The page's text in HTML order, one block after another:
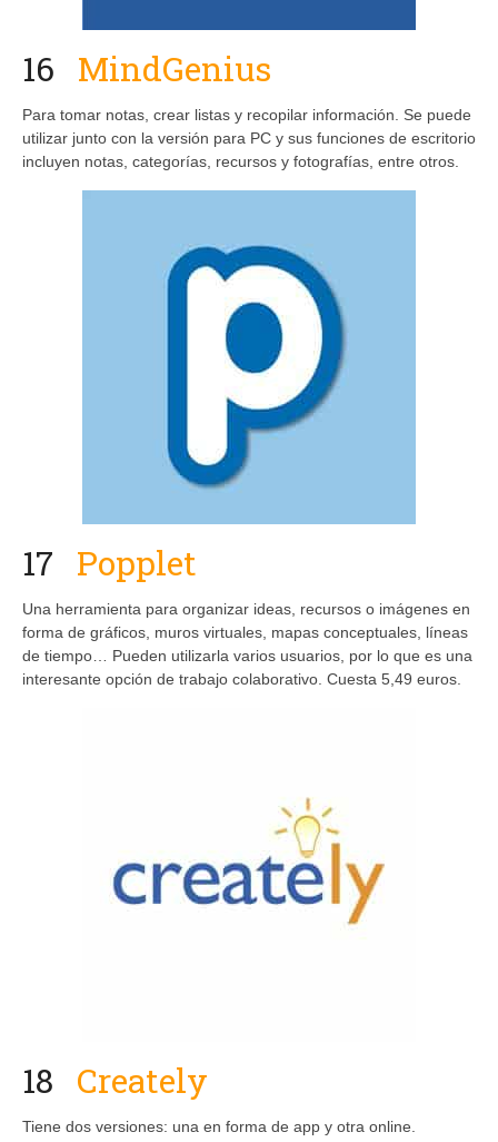
16 MindGenius
Para tomar notas, crear listas y recopilar información. Se puede
utilizar junto con la versión para PC y sus funciones de escritorio
incluyen notas, categorías, recursos y fotografías, entre otros.
17 Popplet
Una herramienta para organizar ideas, recursos o imágenes en
forma de gráficos, muros virtuales, mapas conceptuales, líneas
de tiempo… Pueden utilizarla varios usuarios, por lo que es una
interesante opción de trabajo colaborativo. Cuesta 5,49 euros.
18 Creately
Tiene dos versiones: una en forma de app y otra online.